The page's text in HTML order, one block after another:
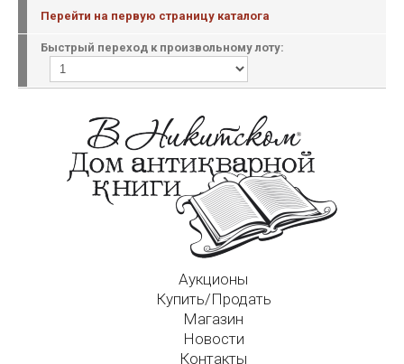
Перейти на первую страницу каталога
Быстрый переход к произвольному лоту:
Аукционы
Купить/Продать
Магазин
Новости
Контакты